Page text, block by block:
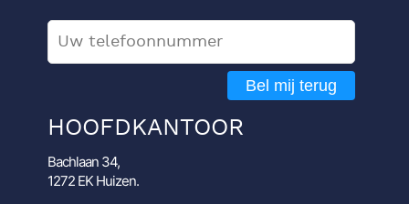
Bel mij terug
HOOFDKANTOOR
Bachlaan 34,
1272 EK Huizen.